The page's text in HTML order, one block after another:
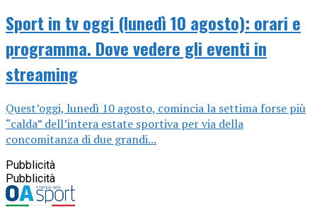
Sport in tv oggi (lunedì 10 agosto): orari e
programma. Dove vedere gli eventi in
streaming
Quest’oggi, lunedì 10 agosto, comincia la settima forse più
“calda” dell’intera estate sportiva per via della
concomitanza di due grandi...
Pubblicità
Pubblicità